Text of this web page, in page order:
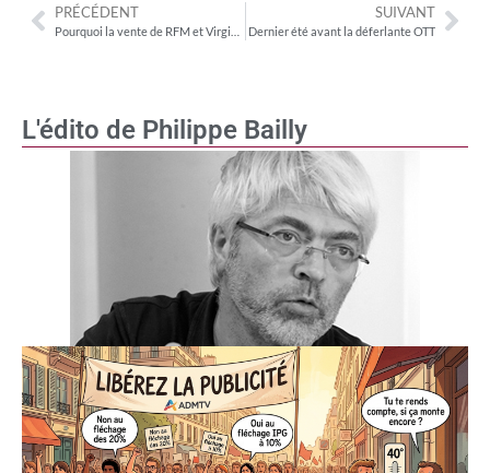
L'édito de Philippe Bailly
PRÉCÉDENT SUIVANT
Dernier été avant la déferlante OTT